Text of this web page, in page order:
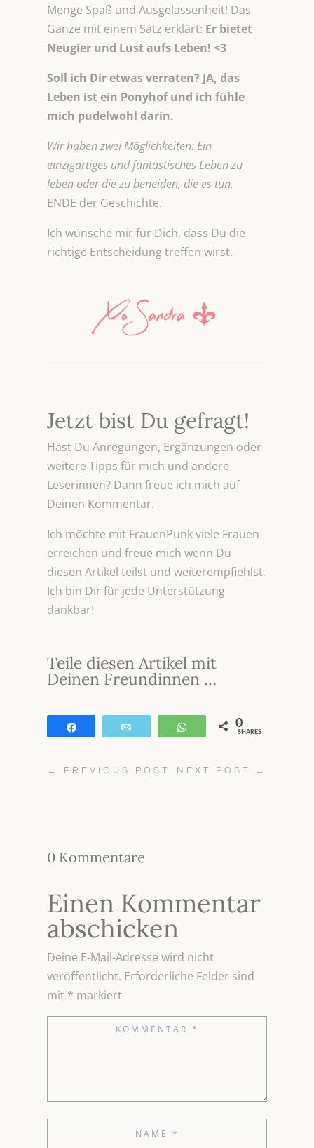
Menge Spaß und Ausgelassenheit! Das
Ganze mit einem Satz erklärt: Er bietet
Neugier und Lust aufs Leben! <3
Soll ich Dir etwas verraten? JA, das
Leben ist ein Ponyhof und ich fühle
mich pudelwohl darin.
Wir haben zwei Möglichkeiten: Ein
einzigartiges und fantastisches Leben zu
leben oder die zu beneiden, die es tun.
ENDE der Geschichte.
Ich wünsche mir für Dich, dass Du die
richtige Entscheidung treffen wirst.
Jetzt bist Du gefragt!
Hast Du Anregungen, Ergänzungen oder
weitere Tipps für mich und andere
Leserinnen? Dann freue ich mich auf
Deinen Kommentar.
Ich möchte mit FrauenPunk viele Frauen
erreichen und freue mich wenn Du
diesen Artikel teilst und weiterempfiehlst.
Ich bin Dir für jede Unterstützung
dankbar!
Teile diesen Artikel mit
Deinen Freundinnen …
WhatsApp
0
SHARES
← PREVIOUS POST NEXT POST →
0 Kommentare
Einen Kommentar
abschicken
Deine E-Mail-Adresse wird nicht
veröffentlicht. Erforderliche Felder sind
mit * markiert